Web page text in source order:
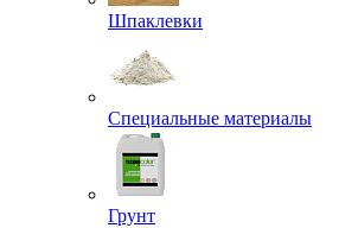
Шпаклевки
Специальные материалы
Грунт